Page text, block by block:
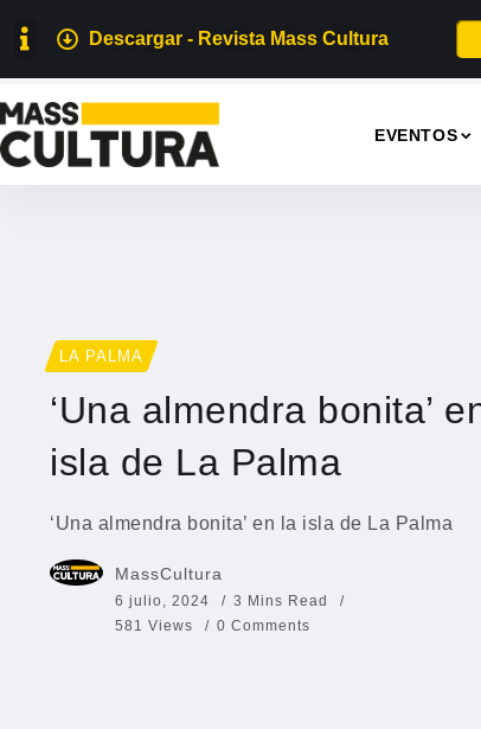
Descargar - Revista Mass Cultura
EVENTOS
LA PALMA
‘Una almendra bonita’
isla de La Palma
‘Una almendra bonita’ en la isla de La Palma
MassCultura
6 julio, 2024
3 Mins Read
581 Views
0 Comments